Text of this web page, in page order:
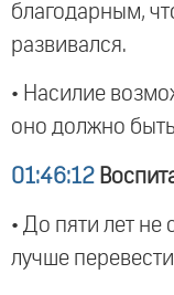
благодарным,
развивался.
• Насилие
оно должно
01:46:12
• До пяти лет не
лучше